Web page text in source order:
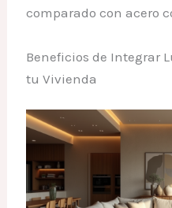
comparado con acero
Beneficios de Integrar
tu Vivienda